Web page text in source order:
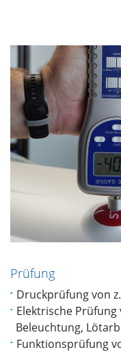
Prüfung
Druckprüfung von
Elektrische
Beleuchtung,
Funktionsprüfung